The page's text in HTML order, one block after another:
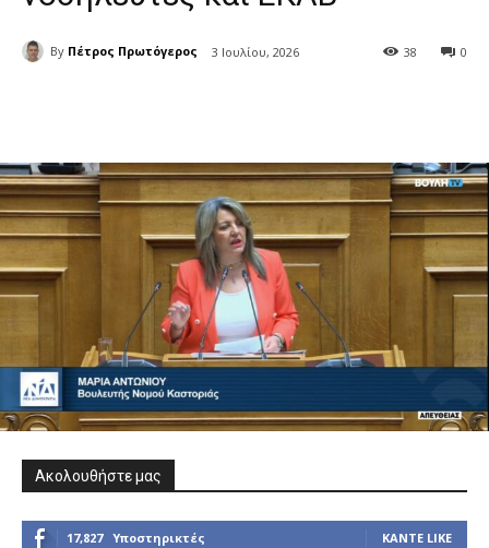
By Πέτρος Πρωτόγερος 3 Ιουλίου, 2026 0
38
Ακολουθήστε μας
17,827 Υποστηρικτές ΚΆΝΤΕ LIKE